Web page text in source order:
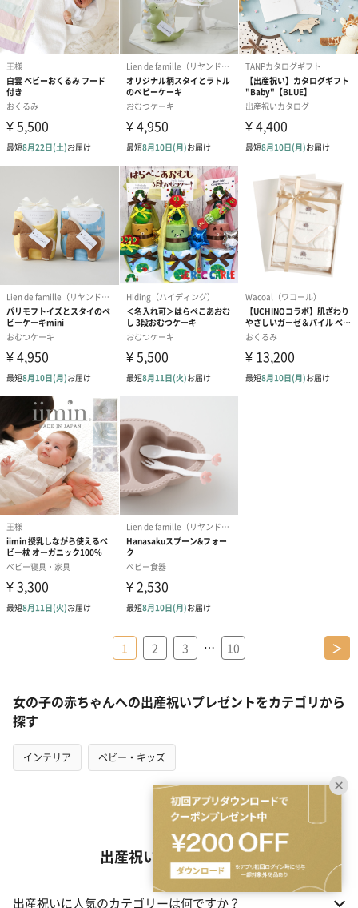
1 2 3 … 10 ＞
女の子の赤ちゃんへの出産祝いプレゼントをカテゴリから
探す
インテリア ベビー・キッズ
出産祝いギフトの選び方
出産祝いに人気のカテゴリーは何ですか？